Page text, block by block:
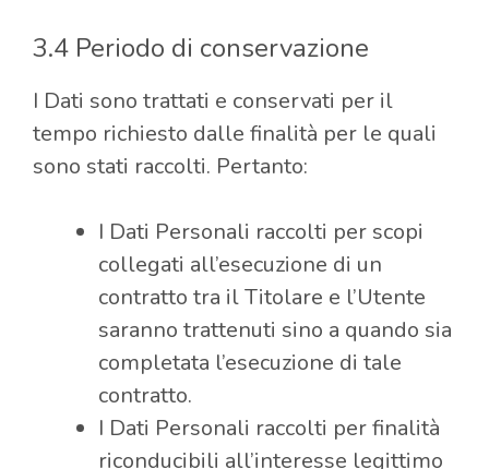
3.4 Periodo di conservazione
I Dati sono trattati e conservati per il
tempo richiesto dalle finalità per le quali
sono stati raccolti. Pertanto:
I Dati Personali raccolti per scopi
collegati all’esecuzione di un
contratto tra il Titolare e l’Utente
saranno trattenuti sino a quando sia
completata l’esecuzione di tale
contratto.
I Dati Personali raccolti per finalità
riconducibili all’interesse legittimo